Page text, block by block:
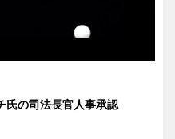
氏の司法長官人事承認